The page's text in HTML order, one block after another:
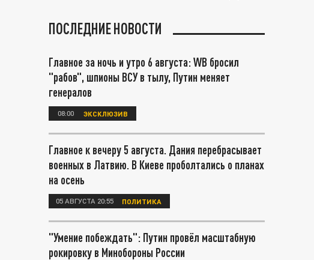
ПОСЛЕДНИЕ НОВОСТИ
Главное за ночь и утро 6 августа: WB бросил
"рабов", шпионы ВСУ в тылу, Путин меняет
генералов
08:00 ЭКСКЛЮЗИВ
Главное к вечеру 5 августа. Дания перебрасывает
военных в Латвию. В Киеве проболтались о планах
на осень
05 АВГУСТА 20:55 ПОЛИТИКА
"Умение побеждать": Путин провёл масштабную
рокировку в Минобороны России